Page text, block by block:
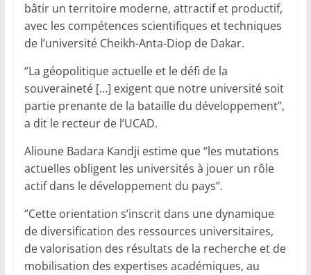
bâtir un territoire moderne, attractif et productif,
avec les compétences scientifiques et techniques
de l’université Cheikh-Anta-Diop de Dakar.
‘’La géopolitique actuelle et le défi de la
souveraineté […] exigent que notre université soit
partie prenante de la bataille du développement’’,
a dit le recteur de l’UCAD.
Alioune Badara Kandji estime que ‘’les mutations
actuelles obligent les universités à jouer un rôle
actif dans le développement du pays’’.
‘’Cette orientation s’inscrit dans une dynamique
de diversification des ressources universitaires,
de valorisation des résultats de la recherche et de
mobilisation des expertises académiques, au